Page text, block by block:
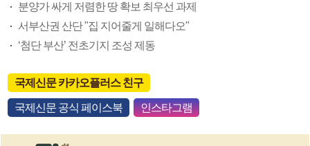
분양가 싸게 저렴한 땅 확보 최우선 과제
서부산권 산단 "집 지어줄게 일해다오"
‘첨단 부산’ 전초기지 조성 제동
국제신문 카카오플러스 친구
국제신문 공식 페이스북 인스타그램